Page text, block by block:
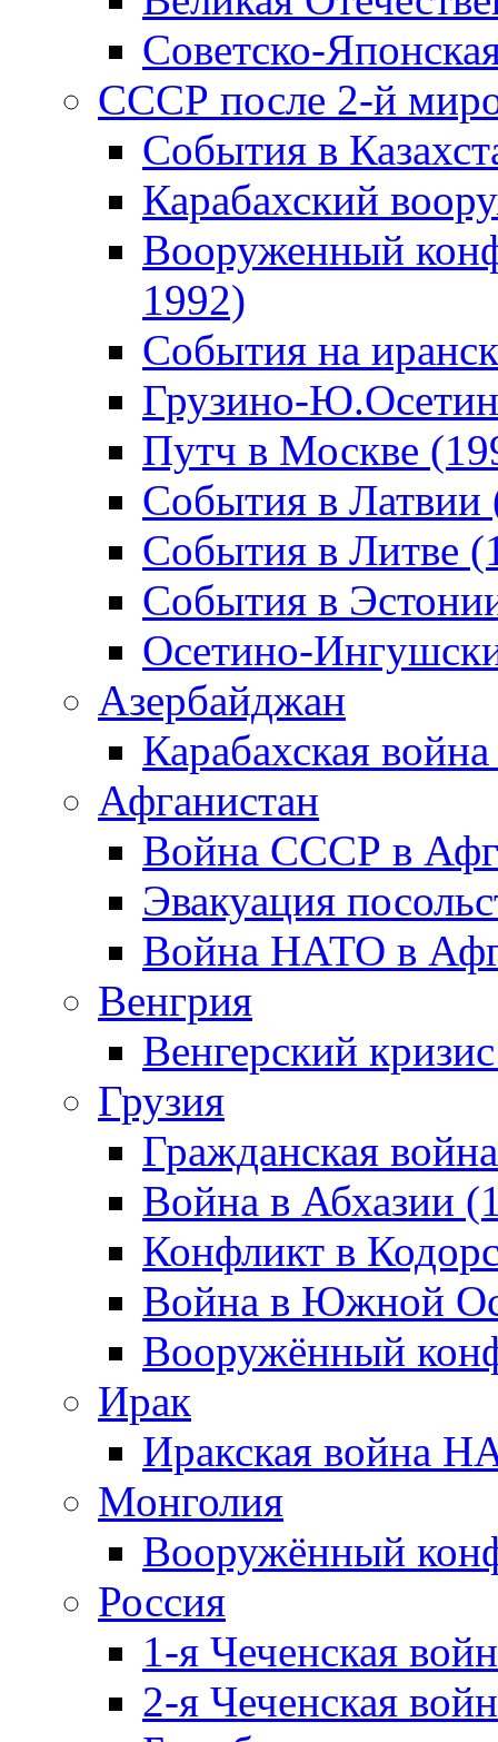
Советско-
СССР после 2-й
События в
Карабахский
Вооруженный
1992)
События на
Грузино-
Путч в Москве
События в Латвии
События в Литве
События в
Осетино-
Азербайджан
Карабахская
Афганистан
Война СССР в
Эвакуация
Война НАТО в
Венгрия
Венгерский
Грузия
Гражданская
Война в Абхазии
Конфликт в
Война в Южной
Вооружённый
Ирак
Иракская война
Монголия
Вооружённый
Россия
1-я Чеченская
2-я Чеченская